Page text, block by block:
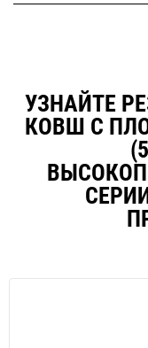
УЗНАЙТЕ
КОВШ С